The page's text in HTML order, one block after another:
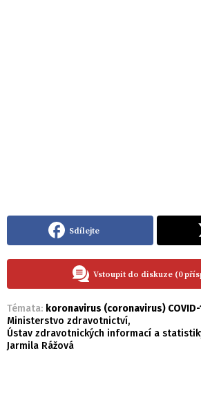
Sdílejte
Vstoupit do diskuze (0
Témata: koronavirus (coronavirus) COVID-
Ministerstvo zdravotnictví,
Ústav zdravotnických informací a statistiky
Jarmila Rážová